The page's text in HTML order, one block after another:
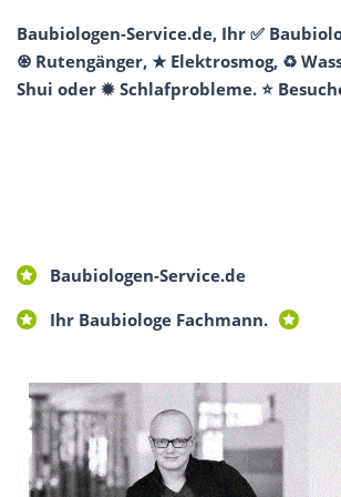
Baubiologen-Service.de, Ihr ✅
♼ Rutengänger, ★ Elektrosmog, ♻
Shui oder ✹ Schlafprobleme. ⭐
Baubiologen-Service.de
Ihr Baubiologe Fachmann.